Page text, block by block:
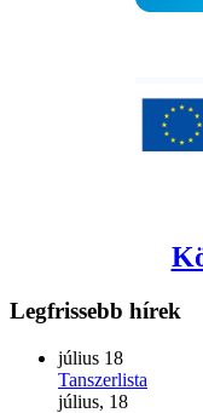
Legfrissebb hírek
július 18
Tanszerlista
július, 18